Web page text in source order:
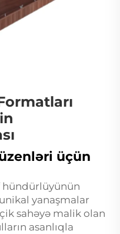
üçün
yanaşmalar
sahəyə malik olan
asanlıqla